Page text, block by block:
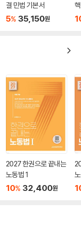
결 민법 기본서
5% 35,150원
2027 한권으로 끝내는
노동법 1
10% 32,400원